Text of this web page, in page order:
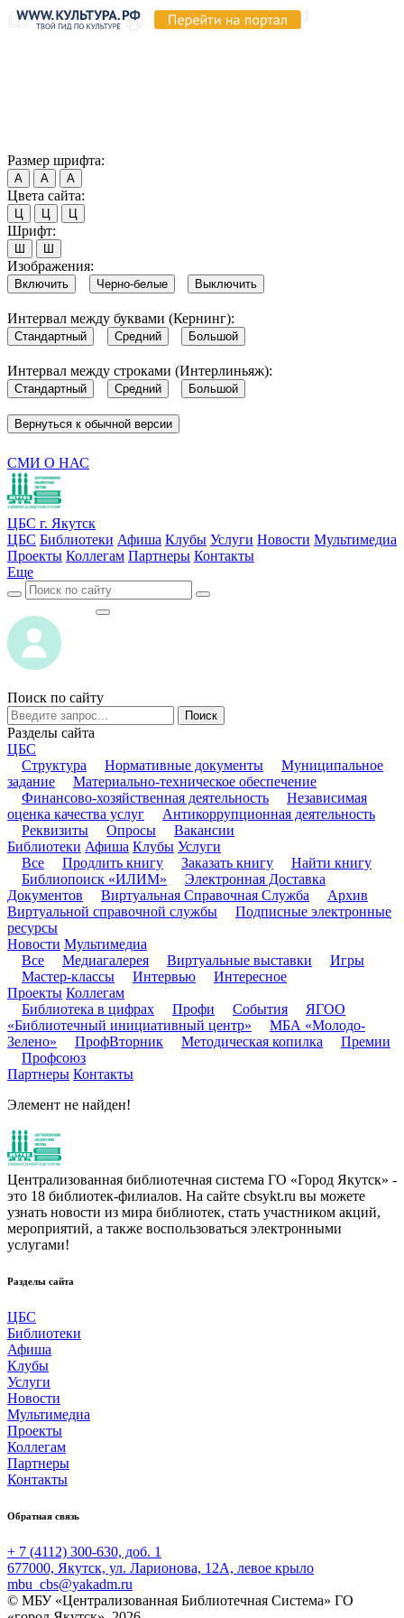
Размер шрифта:
А А А
Цвета сайта:
Ц Ц Ц
Шрифт:
Ш Ш
Изображения:
Включить Черно-белые Выключить
Интервал между буквами (Кернинг):
Стандартный Средний Большой
Интервал между строками (Интерлиньяж):
Стандартный Средний Большой
Вернуться к обычной версии
СМИ О НАС
ЦБС г. Якутск
ЦБС Библиотеки Афиша Клубы Услуги Новости Мультимедиа
Проекты Коллегам Партнеры Контакты
Еще
Поиск по сайту
Поиск
Разделы сайта
ЦБС
Структура
Нормативные документы
Муниципальное
задание
Материально-техническое обеспечение
Финансово-хозяйственная деятельность
Независимая
оценка качества услуг
Антикоррупционная деятельность
Реквизиты
Опросы
Вакансии
Библиотеки Афиша Клубы Услуги
Все
Продлить книгу Заказать книгу
Найти книгу
Библиопоиск «ИЛИМ»
Электронная Доставка
Документов
Виртуальная Справочная Служба
Архив
Виртуальной справочной службы
Подписные электронные
ресурсы
Новости Мультимедиа
Все
Медиагалерея Виртуальные выставки
Игры
Мастер-классы
Интервью
Интересное
Проекты Коллегам
Библиотека в цифрах
Профи События
ЯГОО
«Библиотечный инициативный центр»
МБА «Молодо-
Зелено»
ПрофВторник Методическая копилка
Премии
Профсоюз
Партнеры Контакты
Элемент не найден!
Централизованная библиотечная система ГО «Город Якутск» -
это 18 библиотек-филиалов. На сайте cbsykt.ru вы можете
узнать новости из мира библиотек, стать участником акций,
мероприятий, а также воспользоваться электронными
услугами!
Разделы сайта
ЦБС
Библиотеки
Афиша
Клубы
Услуги
Новости
Мультимедиа
Проекты
Коллегам
Партнеры
Контакты
Обратная связь
+ 7 (4112) 300-630, доб. 1
677000, Якутск, ул. Ларионова, 12А, левое крыло
mbu_cbs@yakadm.ru
© МБУ «Централизованная Библиотечная Система» ГО